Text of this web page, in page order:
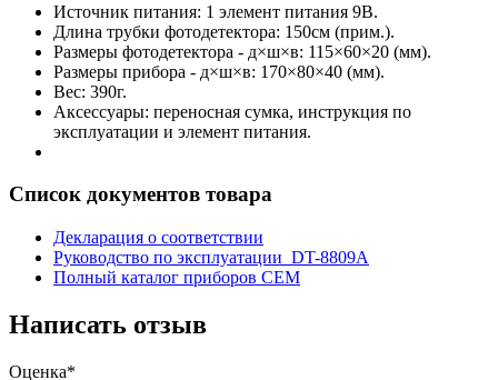
Источник питания: 1 элемент питания 9В.
Длина трубки фотодетектора: 150см (прим.).
Размеры фотодетектора - д×ш×в: 115×60×20 (мм).
Размеры прибора - д×ш×в: 170×80×40 (мм).
Вес: 390г.
Аксессуары: переносная сумка, инструкция по
эксплуатации и элемент питания.
Список документов товара
Декларация о соответствии
Руководство по эксплуатации DT-8809A
Полный каталог приборов CEM
Написать отзыв
Оценка*